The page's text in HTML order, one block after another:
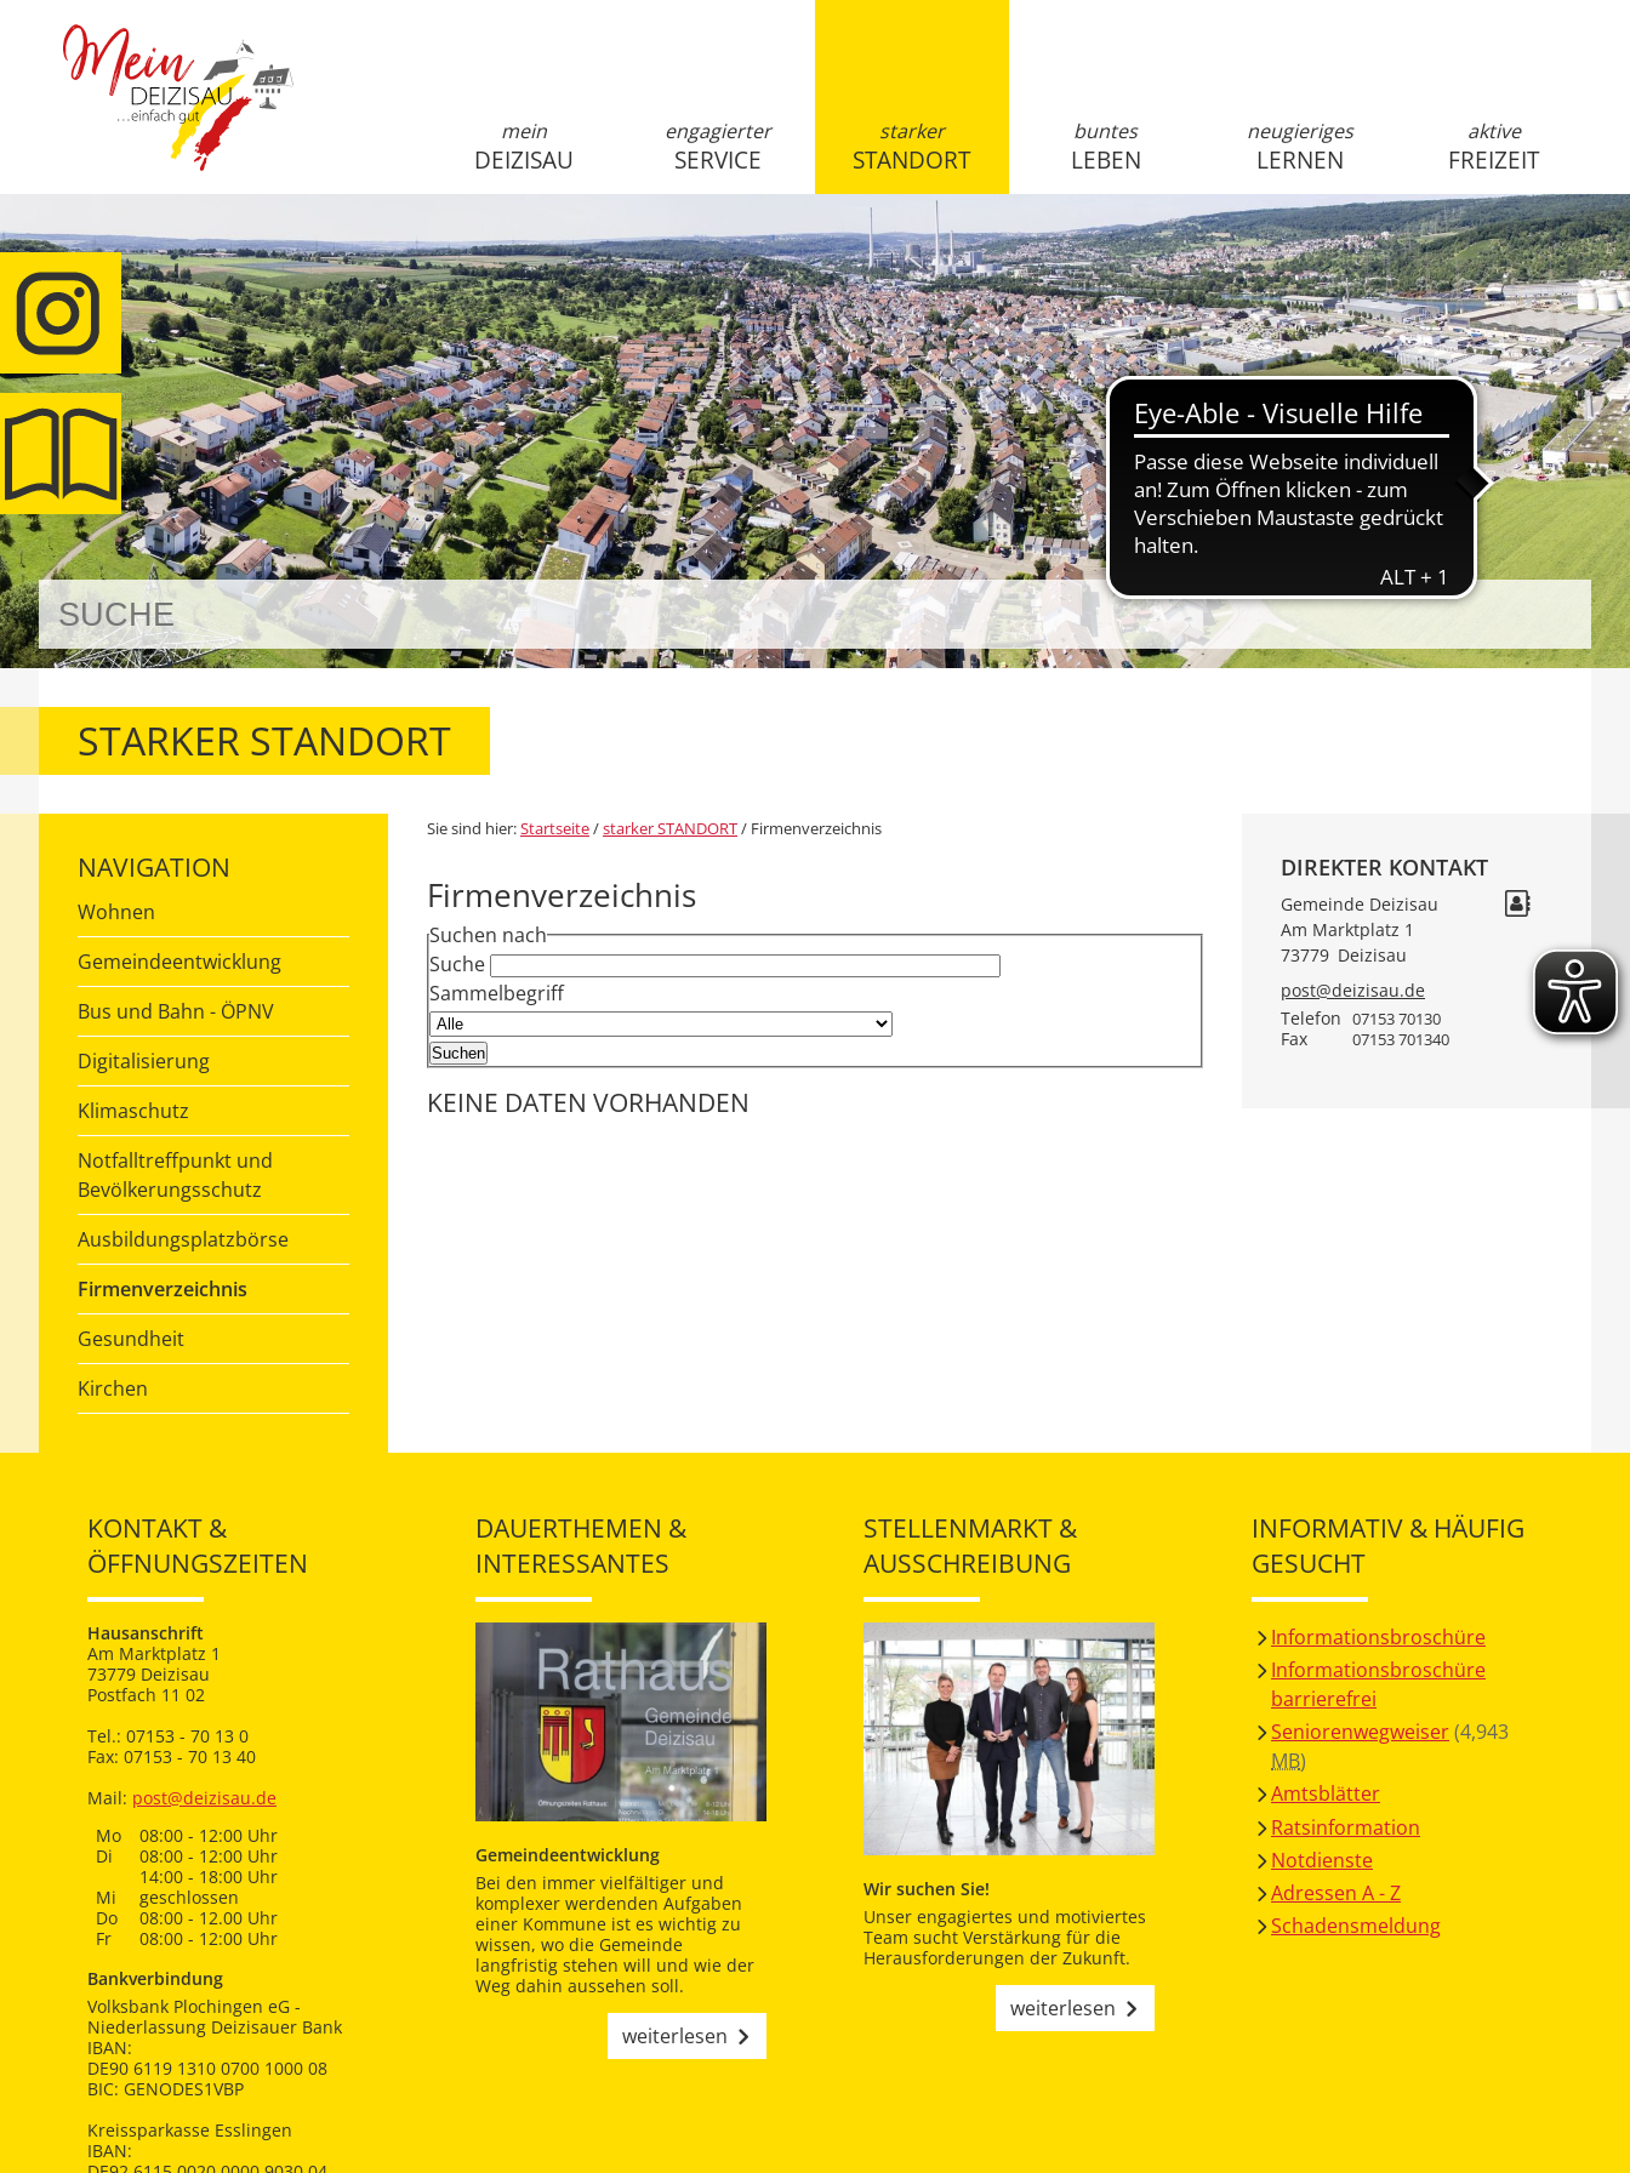
anmelden
mein
DEIZISAU
engagierter
SERVICE
starker
STANDORT
buntes
LEBEN
neugieriges
LERNEN
aktive
FREIZEIT
STARKER STANDORT
NAVIGATION
Wohnen
Gemeindeentwicklung
Bus und Bahn - ÖPNV
Digitalisierung
Klimaschutz
Notfalltreffpunkt und
Bevölkerungsschutz
Ausbildungsplatzbörse
Firmenverzeichnis
Gesundheit
Kirchen
Sie sind hier:Startseite/starker STANDORT/ Firmenverzeichnis
Firmenverzeichnis
Suchen nach
Suche
Sammelbegriff
KEINE DATEN VORHANDEN
DIREKTER KONTAKT
Gemeinde Deizisau
Am Marktplatz 1
73779 Deizisau
post@deizisau.de
Telefon 07153 70130
Fax 07153 701340
KONTAKT &
ÖFFNUNGSZEITEN
Hausanschrift
Am Marktplatz 1
73779 Deizisau
Postfach 11 02
Tel.: 07153 - 70 13 0
Fax: 07153 - 70 13 40
Mail: post@deizisau.de
Mo
08:00 - 12:00 Uhr
Di
08:00 - 12:00 Uhr
14:00 - 18:00 Uhr
Mi
geschlossen
Do
08:00 - 12.00 Uhr
Fr
08:00 - 12:00 Uhr
Bankverbindung
Volksbank Plochingen eG -
Niederlassung Deizisauer Bank
IBAN:
DE90 6119 1310 0700 1000 08
BIC: GENODES1VBP
Kreissparkasse Esslingen
IBAN:
DAUERTHEMEN &
INTERESSANTES
Gemeindeentwicklung
Bei den immer vielfältiger und
komplexer werdenden Aufgaben
einer Kommune ist es wichtig zu
wissen, wo die Gemeinde
langfristig stehen will und wie der
Weg dahin aussehen soll.
weiterlesen
STELLENMARKT &
AUSSCHREIBUNG
Wir suchen Sie!
Unser engagiertes und motiviertes
Team sucht Verstärkung für die
Herausforderungen der Zukunft.
weiterlesen
INFORMATIV & HÄUFIG
GESUCHT
Informationsbroschüre
Informationsbroschüre
barrierefrei
Seniorenwegweiser(4,943
MB)
Amtsblätter
Ratsinformation
Notdienste
Adressen A - Z
Schadensmeldung